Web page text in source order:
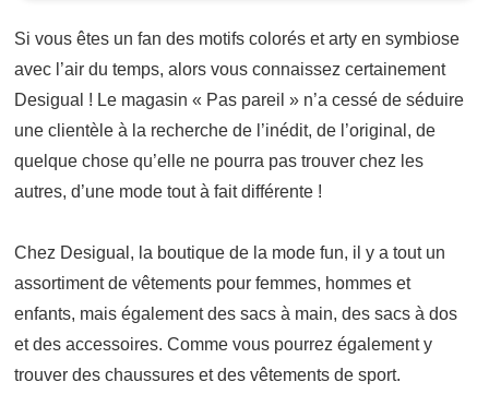
Si vous êtes un fan des motifs colorés et arty en symbiose
avec l’air du temps, alors vous connaissez certainement
Desigual ! Le magasin « Pas pareil » n’a cessé de séduire
une clientèle à la recherche de l’inédit, de l’original, de
quelque chose qu’elle ne pourra pas trouver chez les
autres, d’une mode tout à fait différente !
Chez Desigual, la boutique de la mode fun, il y a tout un
assortiment de vêtements pour femmes, hommes et
enfants, mais également des sacs à main, des sacs à dos
et des accessoires. Comme vous pourrez également y
trouver des chaussures et des vêtements de sport.